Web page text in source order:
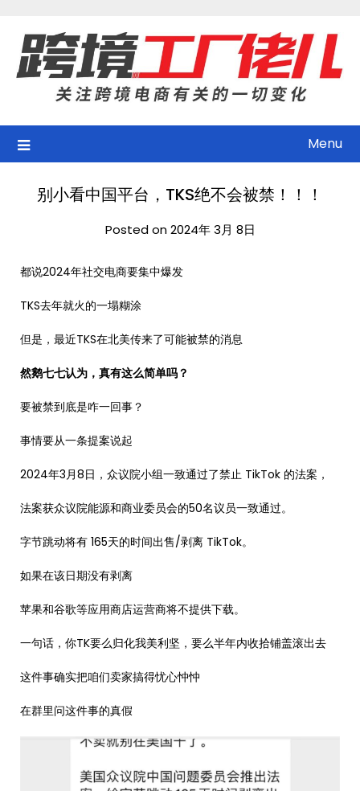
content
Menu
别小看中国平台，TKS绝不会被禁！！！
Posted on 2024年 3月 8日
都说2024年社交电商要集中爆发
TKS去年就火的一塌糊涂
但是，最近TKS在北美传来了可能被禁的消息
然鹅七七认为，真有这么简单吗？
要被禁到底是咋一回事？
事情要从一条提案说起
2024年3月8日，众议院小组一致通过了禁止 TikTok 的法案，
法案获众议院能源和商业委员会的50名议员一致通过。
字节跳动将有 165天的时间出售/剥离 TikTok。
如果在该日期没有剥离
苹果和谷歌等应用商店运营商将不提供下载。
一句话，你TK要么归化我美利坚，要么半年内收拾铺盖滚出去
这件事确实把咱们卖家搞得忧心忡忡
在群里问这件事的真假